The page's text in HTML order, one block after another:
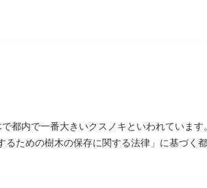
都内で一番大きいクスノキといわれていま
ための樹木の保存に関する法律」に基づく